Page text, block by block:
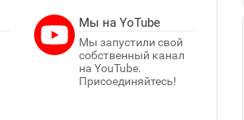
Мы на YoTube
Мы запустили свой
собственный канал
на YouTube.
Присоединяйтесь!